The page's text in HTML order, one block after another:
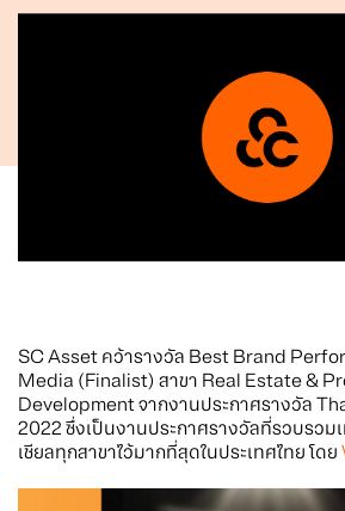
SC Asset คว้ารางวัล Best Brand
Media (Finalist) สาขา Real Estate &
Development จากงานประกาศรางวัล
2022 ซึ่งเป็นงานประกาศรางวัลที่รวบรวม
เชียลทุกสาขาไว้มากที่สุดในประเทศไทย โดย